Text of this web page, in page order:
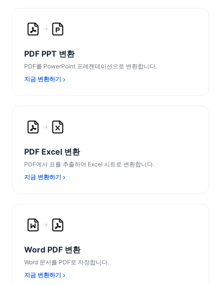
PDF PPT 변환
PDF를 PowerPoint 프레젠테이션으로 변환합니다.
지금 변환하기
PDF Excel 변환
PDF에서 표를 추출하여 Excel 시트로 변환합니다.
지금 변환하기
Word PDF 변환
Word 문서를 PDF로 저장합니다.
지금 변환하기